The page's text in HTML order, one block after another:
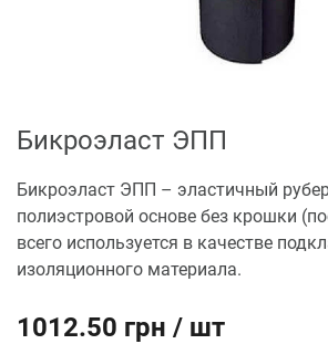
Бикроэласт ЭПП
Бикроэласт ЭПП – эластичный
полиэстровой основе без крошки
всего используется в качестве
изоляционного материала.
1012.50 грн / шт